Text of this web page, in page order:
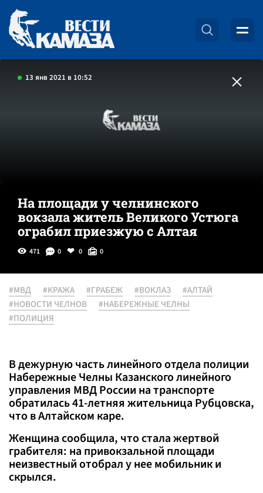
13 янв 2021 в 10:52
На площади у челнинского
вокзала житель Великого Устюга
ограбил приезжую с Алтая
471 0 0 0
#МВД #КРАЖА #ГРАБЕЖ #ВОКЛАЗ
#АЛТАЙ
#НОВОСТИ ЧЕЛНОВ
#НАБЕРЕЖНЫЕ ЧЕЛНЫ
#ПОЛИЦИЯ
В дежурную часть линейного отдела полиции
Набережные Челны Казанского линейного
управления МВД России на транспорте
обратилась 41-летняя жительница Рубцовска,
что в Алтайском каре.
Женщина сообщила, что стала жертвой
грабителя: на привокзальной площади
неизвестный отобрал у нее мобильник и
скрылся.